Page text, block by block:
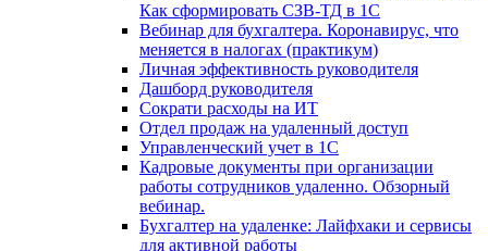
Как сформировать СЗВ-ТД в 1С
Вебинар для бухгалтера. Коронавирус, что
меняется в налогах (практикум)
Личная эффективность руководителя
Дашборд руководителя
Сократи расходы на ИТ
Отдел продаж на удаленный доступ
Управленческий учет в 1С
Кадровые документы при организации
работы сотрудников удаленно. Обзорный
вебинар.
Бухгалтер на удаленке: Лайфхаки и сервисы
для активной работы